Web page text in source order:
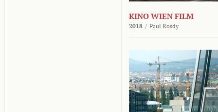
KINO WIEN FILM
2018 / Paul Rosdy